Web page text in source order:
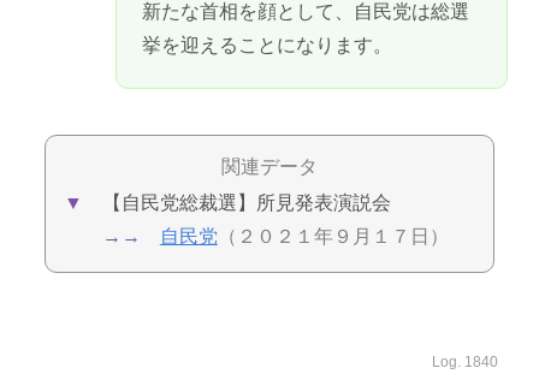
新たな首相を顔として、自民党は総選
挙を迎えることになります。
関連データ
▼
【自民党総裁選】所見発表演説会
→→
自民党 （２０２１年９月１７日）
Log. 1840